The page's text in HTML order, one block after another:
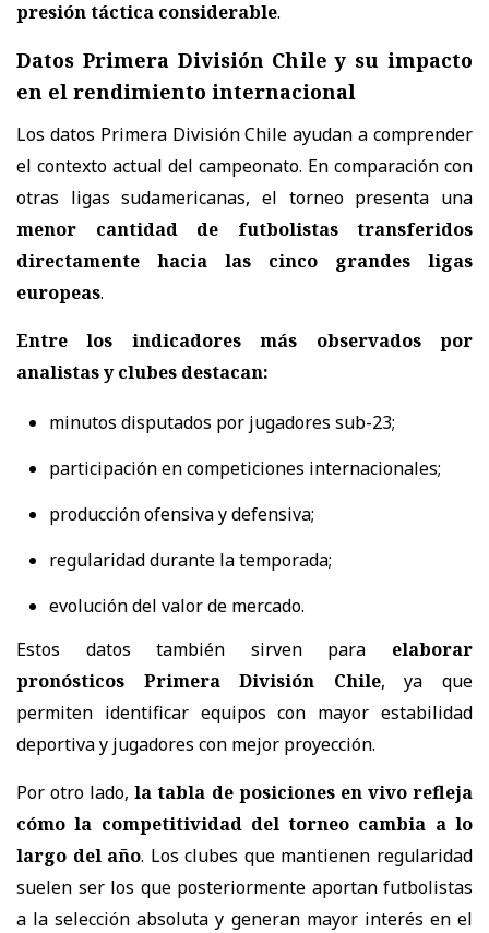
presión táctica considerable.
Datos Primera División Chile y su impacto
en el rendimiento internacional
Los datos Primera División Chile ayudan a comprender
el contexto actual del campeonato. En comparación con
otras ligas sudamericanas, el torneo presenta una
menor cantidad de futbolistas transferidos
directamente hacia las cinco grandes ligas
europeas.
Entre los indicadores más observados por
analistas y clubes destacan:
minutos disputados por jugadores sub-23;
participación en competiciones internacionales;
producción ofensiva y defensiva;
regularidad durante la temporada;
evolución del valor de mercado.
Estos datos también sirven para elaborar
pronósticos Primera División Chile, ya que
permiten identificar equipos con mayor estabilidad
deportiva y jugadores con mejor proyección.
Por otro lado, la tabla de posiciones en vivo refleja
cómo la competitividad del torneo cambia a lo
largo del año. Los clubes que mantienen regularidad
suelen ser los que posteriormente aportan futbolistas
a la selección absoluta y generan mayor interés en el